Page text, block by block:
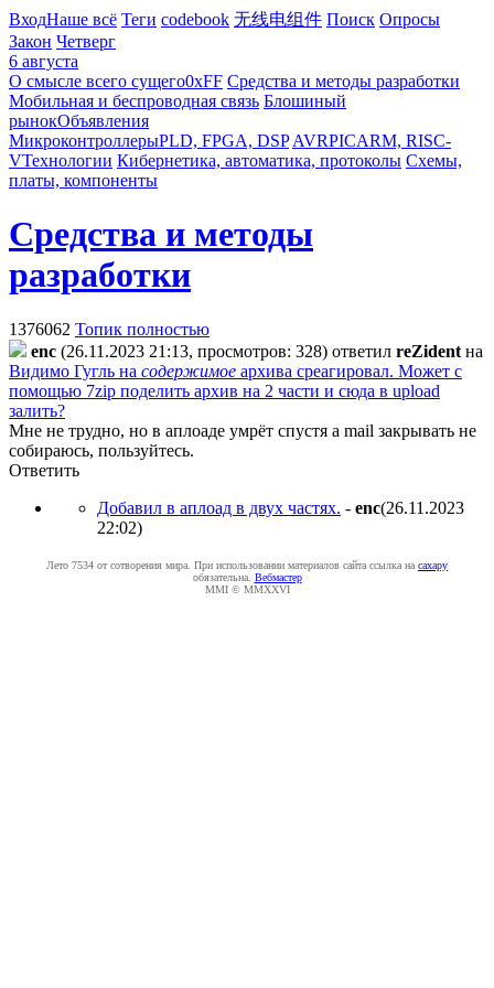
ВходНаше всё Теги codebook 无线电组件 Поиск Опросы
Закон Четверг
6 августа
О смысле всего сущего0xFF Средства и методы разработки
Мобильная и беспроводная связь Блошиный
рынокОбъявления
МикроконтроллерыPLD, FPGA, DSP AVRPICARM, RISC-
VТехнологии Кибернетика, автоматика, протоколы Схемы,
платы, компоненты
Средства и методы
разработки
1376062 Топик полностью
enc (26.11.2023 21:13, просмотров: 328) ответил reZident на
Видимо Гугль на содержимое архива среагировал. Может с
помощью 7zip поделить архив на 2 части и сюда в upload
залить?
Мне не трудно, но в аплоаде умрёт спустя а mail закрывать не
собираюсь, пользуйтесь.
Ответить
Добавил в аплоад в двух частях. - enc(26.11.2023
22:02)
Лето 7534 от сотворения мира. При использовании материалов сайта ссылка на caxapу
обязательна. Вебмастер
MMI © MMXXVI